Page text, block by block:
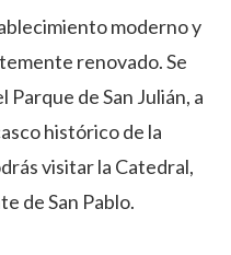
moderno y
renovado. Se
de San Julián, a
histórico de la
visitar la Catedral,
de San Pablo.